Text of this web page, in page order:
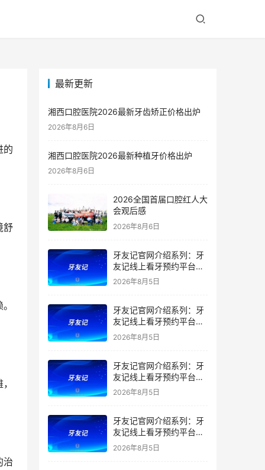
的
舒
治
最新更新
湘西口腔医院2026最新牙齿矫正价格出炉
2026年8月6日
湘西口腔医院2026最新种植牙价格出炉
2026年8月6日
2026全国首届口腔红人大
会观后感
2026年8月6日
牙友记官网介绍系列：牙
友记线上看牙预约平台是
干什么的？靠谱吗？
2026年8月5日
牙友记官网介绍系列：牙
友记线上看牙预约平台让
看牙不再靠运气
2026年8月5日
牙友记官网介绍系列：牙
友记线上看牙预约平台打
破口腔行业专业壁垒新手
2026年8月5日
牙友记官网介绍系列：牙
友记线上看牙预约平台落
地同城就诊经验打破未知
2026年8月5日